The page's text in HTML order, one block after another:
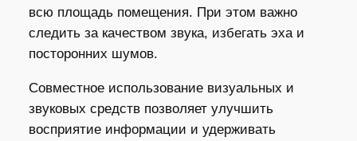
всю площадь помещения. При этом важно
следить за качеством звука, избегать эха и
посторонних шумов.
Совместное использование визуальных и
звуковых средств позволяет улучшить
восприятие информации и удерживать